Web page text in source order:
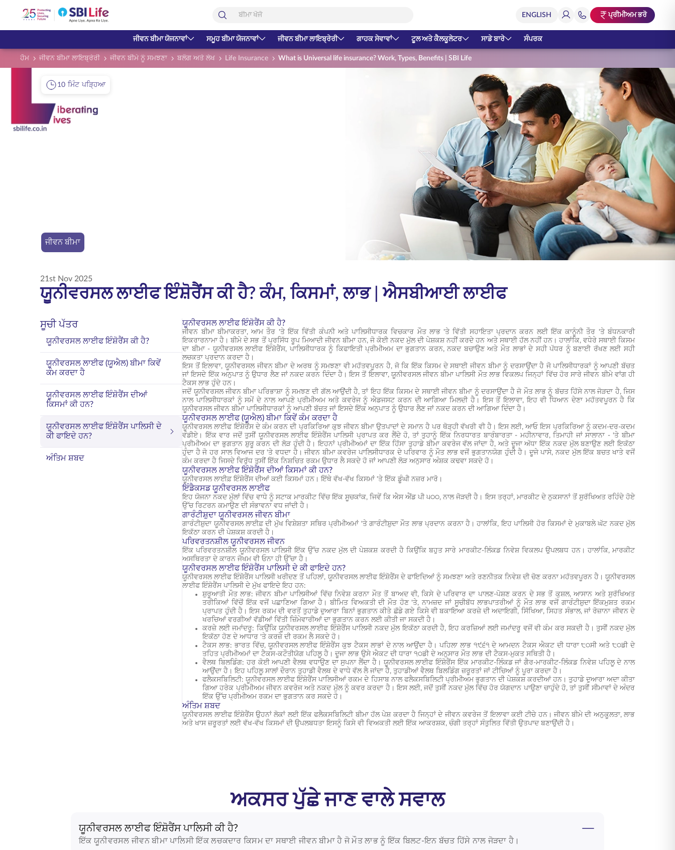
ਪ੍ਰੀਮੀਅਮ ਭਰੋ
ਜੀਵਨ ਬੀਮਾ ਯੋਜਨਾਵਾਂ ਸਮੂਹ ਬੀਮਾ ਯੋਜਨਾਵਾਂ ਜੀਵਨ ਬੀਮਾ ਲਾਇਬ੍ਰੇਰੀ ਗਾਹਕ ਸੇਵਾਵਾਂ ਟੂਲ ਅਤੇ ਕੈਲਕੂਲੇਟਰ ਸਾਡੇ ਬਾਰੇ ਸੰਪਰਕ
ਹੋਮ ਜੀਵਨ ਬੀਮਾ ਲਾਇਬ੍ਰੇਰੀ ਜੀਵਨ ਬੀਮੇ ਨੂੰ ਸਮਝਣਾ ਬਲੌਗ ਅਤੇ ਲੇਖ Life Insurance What is Universal life insurance? Work, Types, Benefits | SBI Life
10 ਮਿੰਟ ਪੜ੍ਹਿਆ
ਜੀਵਨ ਬੀਮਾ
21st Nov 2025
ਯੂਨੀਵਰਸਲ ਲਾਈਫ ਇੰਸ਼ੋਰੈਂਸ ਕੀ ਹੈ? ਕੰਮ, ਕਿਸਮਾਂ, ਲਾਭ | ਐਸਬੀਆਈ ਲਾਈਫ
ਸੂਚੀ ਪੱਤਰ
ਯੂਨੀਵਰਸਲ ਲਾਈਫ ਇੰਸ਼ੋਰੈਂਸ ਕੀ ਹੈ?
ਯੂਨੀਵਰਸਲ ਲਾਈਫ (ਯੂਐਲ) ਬੀਮਾ ਕਿਵੇਂ
ਕੰਮ ਕਰਦਾ ਹੈ
ਯੂਨੀਵਰਸਲ ਲਾਈਫ ਇੰਸ਼ੋਰੈਂਸ ਦੀਆਂ
ਕਿਸਮਾਂ ਕੀ ਹਨ?
ਯੂਨੀਵਰਸਲ ਲਾਈਫ ਇੰਸ਼ੋਰੈਂਸ ਪਾਲਿਸੀ ਦੇ
ਕੀ ਫਾਇਦੇ ਹਨ?
ਅੰਤਿਮ ਸ਼ਬਦ
ਯੂਨੀਵਰਸਲ ਲਾਈਫ ਇੰਸ਼ੋਰੈਂਸ ਕੀ ਹੈ?
ਜੀਵਨ ਬੀਮਾ ਬੀਮਾਕਰਤਾ, ਆਮ ਤੌਰ 'ਤੇ ਇੱਕ ਵਿੱਤੀ ਕੰਪਨੀ ਅਤੇ ਪਾਲਿਸੀਧਾਰਕ ਵਿਚਕਾਰ ਮੌਤ ਲਾਭ 'ਤੇ ਵਿੱਤੀ ਸਹਾਇਤਾ ਪ੍ਰਦਾਨ ਕਰਨ ਲਈ ਇੱਕ ਕਾਨੂੰਨੀ ਤੌਰ 'ਤੇ ਬੰਧਨਕਾਰੀ
ਇਕਰਾਰਨਾਮਾ ਹੈ। ਬੀਮੇ ਦੇ ਸਭ ਤੋਂ ਪ੍ਰਸਿੱਧ ਰੂਪ ਮਿਆਦੀ ਜੀਵਨ ਬੀਮਾ ਹਨ, ਜੋ ਕੋਈ ਨਕਦ ਮੁੱਲ ਦੀ ਪੇਸ਼ਕਸ਼ ਨਹੀਂ ਕਰਦੇ ਹਨ ਅਤੇ ਸਥਾਈ ਹੱਲ ਨਹੀਂ ਹਨ। ਹਾਲਾਂਕਿ, ਵਧੇਰੇ ਸਥਾਈ ਕਿਸਮ
ਦਾ ਬੀਮਾ - ਯੂਨੀਵਰਸਲ ਲਾਈਫ ਇੰਸ਼ੋਰੈਂਸ, ਪਾਲਿਸੀਧਾਰਕ ਨੂੰ ਕਿਫਾਇਤੀ ਪ੍ਰੀਮੀਅਮ ਦਾ ਭੁਗਤਾਨ ਕਰਨ, ਨਕਦ ਬਚਾਉਣ ਅਤੇ ਮੌਤ ਲਾਭਾਂ ਦੇ ਸਹੀ ਪੱਧਰ ਨੂੰ ਬਣਾਈ ਰੱਖਣ ਲਈ ਸਹੀ
ਲਚਕਤਾ ਪ੍ਰਦਾਨ ਕਰਦਾ ਹੈ।
ਇਸ ਤੋਂ ਇਲਾਵਾ, ਯੂਨੀਵਰਸਲ ਜੀਵਨ ਬੀਮਾ ਦੇ ਅਰਥ ਨੂੰ ਸਮਝਣਾ ਵੀ ਮਹੱਤਵਪੂਰਨ ਹੈ, ਜੋ ਕਿ ਇੱਕ ਕਿਸਮ ਦੇ ਸਥਾਈ ਜੀਵਨ ਬੀਮਾ ਨੂੰ ਦਰਸਾਉਂਦਾ ਹੈ ਜੋ ਪਾਲਿਸੀਧਾਰਕਾਂ ਨੂੰ ਆਪਣੀ ਬੱਚਤ
ਜਾਂ ਇਸਦੇ ਇੱਕ ਅਨੁਪਾਤ ਨੂੰ ਉਧਾਰ ਲੈਣ ਜਾਂ ਨਕਦ ਕਰਨ ਦਿੰਦਾ ਹੈ। ਇਸ ਤੋਂ ਇਲਾਵਾ, ਯੂਨੀਵਰਸਲ ਜੀਵਨ ਬੀਮਾ ਪਾਲਿਸੀ ਮੌਤ ਲਾਭ ਵਿਕਲਪ ਜਿਨ੍ਹਾਂ ਵਿੱਚ ਹੋਰ ਸਾਰੇ ਜੀਵਨ ਬੀਮੇ ਵਾਂਗ ਹੀ
ਟੈਕਸ ਲਾਭ ਹੁੰਦੇ ਹਨ।
ਜਦੋਂ ਯੂਨੀਵਰਸਲ ਜੀਵਨ ਬੀਮਾ ਪਰਿਭਾਸ਼ਾ ਨੂੰ ਸਮਝਣ ਦੀ ਗੱਲ ਆਉਂਦੀ ਹੈ, ਤਾਂ ਇਹ ਇੱਕ ਕਿਸਮ ਦੇ ਸਥਾਈ ਜੀਵਨ ਬੀਮਾ ਨੂੰ ਦਰਸਾਉਂਦਾ ਹੈ ਜੋ ਮੌਤ ਲਾਭ ਨੂੰ ਬੱਚਤ ਹਿੱਸੇ ਨਾਲ ਜੋੜਦਾ ਹੈ, ਜਿਸ
ਨਾਲ ਪਾਲਿਸੀਧਾਰਕਾਂ ਨੂੰ ਸਮੇਂ ਦੇ ਨਾਲ ਆਪਣੇ ਪ੍ਰੀਮੀਅਮ ਅਤੇ ਕਵਰੇਜ ਨੂੰ ਐਡਜਸਟ ਕਰਨ ਦੀ ਆਗਿਆ ਮਿਲਦੀ ਹੈ। ਇਸ ਤੋਂ ਇਲਾਵਾ, ਇਹ ਵੀ ਧਿਆਨ ਦੇਣਾ ਮਹੱਤਵਪੂਰਨ ਹੈ ਕਿ
ਯੂਨੀਵਰਸਲ ਜੀਵਨ ਬੀਮਾ ਪਾਲਿਸੀਧਾਰਕਾਂ ਨੂੰ ਆਪਣੀ ਬੱਚਤ ਜਾਂ ਇਸਦੇ ਇੱਕ ਅਨੁਪਾਤ ਨੂੰ ਉਧਾਰ ਲੈਣ ਜਾਂ ਨਕਦ ਕਰਨ ਦੀ ਆਗਿਆ ਦਿੰਦਾ ਹੈ।
ਯੂਨੀਵਰਸਲ ਲਾਈਫ (ਯੂਐਲ) ਬੀਮਾ ਕਿਵੇਂ ਕੰਮ ਕਰਦਾ ਹੈ
ਯੂਨੀਵਰਸਲ ਲਾਈਫ ਇੰਸ਼ੋਰੈਂਸ ਦੇ ਕੰਮ ਕਰਨ ਦੀ ਪ੍ਰਕਿਰਿਆ ਕੁਝ ਜੀਵਨ ਬੀਮਾ ਉਤਪਾਦਾਂ ਦੇ ਸਮਾਨ ਹੈ ਪਰ ਥੋੜ੍ਹੀ ਵੱਖਰੀ ਵੀ ਹੈ। ਇਸ ਲਈ, ਆਓ ਇਸ ਪ੍ਰਕਿਰਿਆ ਨੂੰ ਕਦਮ-ਦਰ-ਕਦਮ
ਵੰਡੀਏ। ਇੱਕ ਵਾਰ ਜਦੋਂ ਤੁਸੀਂ ਯੂਨੀਵਰਸਲ ਲਾਈਫ ਇੰਸ਼ੋਰੈਂਸ ਪਾਲਿਸੀ ਪ੍ਰਾਪਤ ਕਰ ਲੈਂਦੇ ਹੋ, ਤਾਂ ਤੁਹਾਨੂੰ ਇੱਕ ਨਿਰਧਾਰਤ ਬਾਰੰਬਾਰਤਾ - ਮਹੀਨਾਵਾਰ, ਤਿਮਾਹੀ ਜਾਂ ਸਾਲਾਨਾ - 'ਤੇ ਬੀਮਾ
ਪ੍ਰੀਮੀਅਮ ਦਾ ਭੁਗਤਾਨ ਸ਼ੁਰੂ ਕਰਨ ਦੀ ਲੋੜ ਹੁੰਦੀ ਹੈ। ਇਹਨਾਂ ਪ੍ਰੀਮੀਅਮਾਂ ਦਾ ਇੱਕ ਹਿੱਸਾ ਤੁਹਾਡੇ ਬੀਮਾ ਕਵਰੇਜ ਵੱਲ ਜਾਂਦਾ ਹੈ, ਅਤੇ ਦੂਜਾ ਅੱਧਾ ਇੱਕ ਨਕਦ ਮੁੱਲ ਬਣਾਉਣ ਲਈ ਇਕੱਠਾ
ਹੁੰਦਾ ਹੈ ਜੋ ਹਰ ਸਾਲ ਵਿਆਜ ਦਰ 'ਤੇ ਵਧਦਾ ਹੈ। ਜੀਵਨ ਬੀਮਾ ਕਵਰੇਜ ਪਾਲਿਸੀਧਾਰਕ ਦੇ ਪਰਿਵਾਰ ਨੂੰ ਮੌਤ ਲਾਭ ਵਜੋਂ ਭੁਗਤਾਨਯੋਗ ਹੁੰਦੀ ਹੈ। ਦੂਜੇ ਪਾਸੇ, ਨਕਦ ਮੁੱਲ ਇੱਕ ਬਚਤ ਖਾਤੇ ਵਜੋਂ
ਕੰਮ ਕਰਦਾ ਹੈ ਜਿਸਦੇ ਵਿਰੁੱਧ ਤੁਸੀਂ ਇੱਕ ਨਿਸ਼ਚਿਤ ਰਕਮ ਉਧਾਰ ਲੈ ਸਕਦੇ ਹੋ ਜਾਂ ਆਪਣੀ ਲੋੜ ਅਨੁਸਾਰ ਅੰਸ਼ਕ ਕਢਵਾ ਸਕਦੇ ਹੋ।
ਯੂਨੀਵਰਸਲ ਲਾਈਫ ਇੰਸ਼ੋਰੈਂਸ ਦੀਆਂ ਕਿਸਮਾਂ ਕੀ ਹਨ?
ਯੂਨੀਵਰਸਲ ਲਾਈਫ਼ ਇੰਸ਼ੋਰੈਂਸ ਦੀਆਂ ਕਈ ਕਿਸਮਾਂ ਹਨ। ਇੱਥੇ ਵੱਖ-ਵੱਖ ਕਿਸਮਾਂ 'ਤੇ ਇੱਕ ਡੂੰਘੀ ਨਜ਼ਰ ਮਾਰੋ।
ਇੰਡੈਕਸਡ ਯੂਨੀਵਰਸਲ ਲਾਈਫ
ਇਹ ਯੋਜਨਾ ਨਕਦ ਮੁੱਲਾਂ ਵਿੱਚ ਵਾਧੇ ਨੂੰ ਸਟਾਕ ਮਾਰਕੀਟ ਵਿੱਚ ਇੱਕ ਸੂਚਕਾਂਕ, ਜਿਵੇਂ ਕਿ ਐਸ ਐਂਡ ਪੀ ੫੦੦, ਨਾਲ ਜੋੜਦੀ ਹੈ। ਇਸ ਤਰ੍ਹਾਂ, ਮਾਰਕੀਟ ਦੇ ਨੁਕਸਾਨਾਂ ਤੋਂ ਸੁਰੱਖਿਅਤ ਰਹਿੰਦੇ ਹੋਏ
ਉੱਚ ਰਿਟਰਨ ਕਮਾਉਣ ਦੀ ਸੰਭਾਵਨਾ ਵਧ ਜਾਂਦੀ ਹੈ।
ਗਾਰੰਟੀਸ਼ੁਦਾ ਯੂਨੀਵਰਸਲ ਜੀਵਨ ਬੀਮਾ
ਗਾਰੰਟੀਸ਼ੁਦਾ ਯੂਨੀਵਰਸਲ ਲਾਈਫ਼ ਦੀ ਮੁੱਖ ਵਿਸ਼ੇਸ਼ਤਾ ਸਥਿਰ ਪ੍ਰੀਮੀਅਮਾਂ 'ਤੇ ਗਾਰੰਟੀਸ਼ੁਦਾ ਮੌਤ ਲਾਭ ਪ੍ਰਦਾਨ ਕਰਨਾ ਹੈ। ਹਾਲਾਂਕਿ, ਇਹ ਪਾਲਿਸੀ ਹੋਰ ਕਿਸਮਾਂ ਦੇ ਮੁਕਾਬਲੇ ਘੱਟ ਨਕਦ ਮੁੱਲ
ਇਕੱਠਾ ਕਰਨ ਦੀ ਪੇਸ਼ਕਸ਼ ਕਰਦੀ ਹੈ।
ਪਰਿਵਰਤਨਸ਼ੀਲ ਯੂਨੀਵਰਸਲ ਜੀਵਨ
ਇੱਕ ਪਰਿਵਰਤਨਸ਼ੀਲ ਯੂਨੀਵਰਸਲ ਪਾਲਿਸੀ ਇੱਕ ਉੱਚ ਨਕਦ ਮੁੱਲ ਦੀ ਪੇਸ਼ਕਸ਼ ਕਰਦੀ ਹੈ ਕਿਉਂਕਿ ਬਹੁਤ ਸਾਰੇ ਮਾਰਕੀਟ-ਲਿੰਕਡ ਨਿਵੇਸ਼ ਵਿਕਲਪ ਉਪਲਬਧ ਹਨ। ਹਾਲਾਂਕਿ, ਮਾਰਕੀਟ
ਅਸਥਿਰਤਾ ਦੇ ਕਾਰਨ ਜੋਖਮ ਵੀ ਓਨਾ ਹੀ ਉੱਚਾ ਹੈ।
ਯੂਨੀਵਰਸਲ ਲਾਈਫ ਇੰਸ਼ੋਰੈਂਸ ਪਾਲਿਸੀ ਦੇ ਕੀ ਫਾਇਦੇ ਹਨ?
ਯੂਨੀਵਰਸਲਲਾਈਫ ਇੰਸ਼ੋਰੈਂਸ ਪਾਲਿਸੀਖਰੀਦਣ ਤੋਂ ਪਹਿਲਾਂ, ਯੂਨੀਵਰਸਲ ਲਾਈਫ ਇੰਸ਼ੋਰੈਂਸ ਦੇ ਫਾਇਦਿਆਂ ਨੂੰ ਸਮਝਣਾ ਅਤੇ ਰਣਨੀਤਕ ਨਿਵੇਸ਼ ਦੀ ਚੋਣ ਕਰਨਾ ਮਹੱਤਵਪੂਰਨ ਹੈ। ਯੂਨੀਵਰਸਲ
ਲਾਈਫ ਇੰਸ਼ੋਰੈਂਸ ਪਾਲਿਸੀ ਦੇ ਮੁੱਖ ਫਾਇਦੇ ਇਹ ਹਨ:
ਸ਼ੁਰੂਆਤੀ ਮੌਤ ਲਾਭ: ਜੀਵਨ ਬੀਮਾ ਪਾਲਿਸੀਆਂ ਵਿੱਚ ਨਿਵੇਸ਼ ਕਰਨਾ ਮੌਤ ਤੋਂ ਬਾਅਦ ਵੀ, ਕਿਸੇ ਦੇ ਪਰਿਵਾਰ ਦਾ ਪਾਲਣ-ਪੋਸ਼ਣ ਕਰਨ ਦੇ ਸਭ ਤੋਂ ਕੁਸ਼ਲ, ਆਸਾਨ ਅਤੇ ਸੁਰੱਖਿਅਤ
ਤਰੀਕਿਆਂ ਵਿੱਚੋਂ ਇੱਕ ਵਜੋਂ ਪਛਾਣਿਆ ਗਿਆ ਹੈ। ਬੀਮਿਤ ਵਿਅਕਤੀ ਦੀ ਮੌਤ ਹੋਣ 'ਤੇ, ਨਾਮਜ਼ਦ ਜਾਂ ਸੂਚੀਬੱਧ ਲਾਭਪਾਤਰੀਆਂ ਨੂੰ ਮੌਤ ਲਾਭ ਵਜੋਂ ਗਾਰੰਟੀਸ਼ੁਦਾ ਇੱਕਮੁਸ਼ਤ ਰਕਮ
ਪ੍ਰਾਪਤ ਹੁੰਦੀ ਹੈ। ਇਸ ਰਕਮ ਦੀ ਵਰਤੋਂ ਤੁਹਾਡੇ ਦੁਆਰਾ ਬਿਨਾਂ ਭੁਗਤਾਨ ਕੀਤੇ ਛੱਡੇ ਗਏ ਕਿਸੇ ਵੀ ਬਕਾਇਆ ਕਰਜ਼ੇ ਦੀ ਅਦਾਇਗੀ, ਸਿੱਖਿਆ, ਸਿਹਤ ਸੰਭਾਲ, ਜਾਂ ਰੋਜ਼ਾਨਾ ਜੀਵਨ ਦੇ
ਖਰਚਿਆਂ ਵਰਗੀਆਂ ਵੱਡੀਆਂ ਵਿੱਤੀ ਜ਼ਿੰਮੇਵਾਰੀਆਂ ਦਾ ਭੁਗਤਾਨ ਕਰਨ ਲਈ ਕੀਤੀ ਜਾ ਸਕਦੀ ਹੈ।
ਕਰਜ਼ੇ ਲਈ ਜਮਾਂਦਰੂ: ਕਿਉਂਕਿ ਯੂਨੀਵਰਸਲ ਲਾਈਫ ਇੰਸ਼ੋਰੈਂਸ ਪਾਲਿਸੀ ਨਕਦ ਮੁੱਲ ਇਕੱਠਾ ਕਰਦੀ ਹੈ, ਇਹ ਕਰਜ਼ਿਆਂ ਲਈ ਜਮਾਂਦਰੂ ਵਜੋਂ ਵੀ ਕੰਮ ਕਰ ਸਕਦੀ ਹੈ। ਤੁਸੀਂ ਨਕਦ ਮੁੱਲ
ਇਕੱਠਾ ਹੋਣ ਦੇ ਆਧਾਰ 'ਤੇ ਕਰਜ਼ੇ ਦੀ ਰਕਮ ਲੈ ਸਕਦੇ ਹੋ।
ਟੈਕਸ ਲਾਭ: ਭਾਰਤ ਵਿੱਚ, ਯੂਨੀਵਰਸਲ ਲਾਈਫ ਇੰਸ਼ੋਰੈਂਸ ਕੁਝ ਟੈਕਸ ਲਾਭਾਂ ਦੇ ਨਾਲ ਆਉਂਦਾ ਹੈ। ਪਹਿਲਾ ਲਾਭ ੧੯੬੧ ਦੇ ਆਮਦਨ ਟੈਕਸ ਐਕਟ ਦੀ ਧਾਰਾ ੮੦ਸੀ ਅਤੇ ੮੦ਡੀ ਦੇ
ਤਹਿਤ ਪ੍ਰੀਮੀਅਮਾਂ ਦਾ ਟੈਕਸ-ਕਟੌਤੀਯੋਗ ਪਹਿਲੂ ਹੈ। ਦੂਜਾ ਲਾਭ ਉਸੇ ਐਕਟ ਦੀ ਧਾਰਾ ੧੦ਡੀ ਦੇ ਅਨੁਸਾਰ ਮੌਤ ਲਾਭ ਦੀ ਟੈਕਸ-ਮੁਕਤ ਸਥਿਤੀ ਹੈ।
ਵੈਲਥ ਬਿਲਡਿੰਗ: ਹਰ ਕੋਈ ਆਪਣੀ ਵੈਲਥ ਵਧਾਉਣ ਦਾ ਸੁਪਨਾ ਲੈਂਦਾ ਹੈ। ਯੂਨੀਵਰਸਲ ਲਾਈਫ ਇੰਸ਼ੋਰੈਂਸ ਇੱਕ ਮਾਰਕੀਟ-ਲਿੰਕਡ ਜਾਂ ਗੈਰ-ਮਾਰਕੀਟ-ਲਿੰਕਡ ਨਿਵੇਸ਼ ਪਹਿਲੂ ਦੇ ਨਾਲ
ਆਉਂਦਾ ਹੈ। ਇਹ ਪਹਿਲੂ ਸਾਲਾਂ ਦੌਰਾਨ ਤੁਹਾਡੀ ਵੈਲਥ ਦੇ ਵਾਧੇ ਵੱਲ ਲੈ ਜਾਂਦਾ ਹੈ, ਤੁਹਾਡੀਆਂ ਵੈਲਥ ਬਿਲਡਿੰਗ ਜ਼ਰੂਰਤਾਂ ਜਾਂ ਟੀਚਿਆਂ ਨੂੰ ਪੂਰਾ ਕਰਦਾ ਹੈ।
ਫਲੈਕਸਬਿਲਿਟੀ: ਯੂਨੀਵਰਸਲ ਲਾਈਫ ਇੰਸ਼ੋਰੈਂਸ ਪਾਲਿਸੀਆਂ ਰਕਮ ਦੇ ਹਿਸਾਬ ਨਾਲ ਫਲੈਕਸਬਿਲਿਟੀ ਪ੍ਰੀਮੀਅਮ ਭੁਗਤਾਨ ਦੀ ਪੇਸ਼ਕਸ਼ ਕਰਦੀਆਂ ਹਨ। ਤੁਹਾਡੇ ਦੁਆਰਾ ਅਦਾ ਕੀਤਾ
ਗਿਆ ਹਰੇਕ ਪ੍ਰੀਮੀਅਮ ਜੀਵਨ ਕਵਰੇਜ ਅਤੇ ਨਕਦ ਮੁੱਲ ਨੂੰ ਕਵਰ ਕਰਦਾ ਹੈ। ਇਸ ਲਈ, ਜਦੋਂ ਤੁਸੀਂ ਨਕਦ ਮੁੱਲ ਵਿੱਚ ਹੋਰ ਯੋਗਦਾਨ ਪਾਉਣਾ ਚਾਹੁੰਦੇ ਹੋ, ਤਾਂ ਤੁਸੀਂ ਸੀਮਾਵਾਂ ਦੇ ਅੰਦਰ
ਇੱਕ ਉੱਚ ਪ੍ਰੀਮੀਅਮ ਰਕਮ ਦਾ ਭੁਗਤਾਨ ਕਰ ਸਕਦੇ ਹੋ।
ਅੰਤਿਮ ਸ਼ਬਦ
ਯੂਨੀਵਰਸਲ ਲਾਈਫ ਇੰਸ਼ੋਰੈਂਸ ਉਹਨਾਂ ਲੋਕਾਂ ਲਈ ਇੱਕ ਫਲੈਕਸਬਿਲਿਟੀ ਬੀਮਾ ਹੱਲ ਪੇਸ਼ ਕਰਦਾ ਹੈ ਜਿਨ੍ਹਾਂ ਦੇ ਜੀਵਨ ਕਵਰੇਜ ਤੋਂ ਇਲਾਵਾ ਕਈ ਟੀਚੇ ਹਨ। ਜੀਵਨ ਬੀਮੇ ਦੀ ਅਨੁਕੂਲਤਾ, ਲਾਭ
ਅਤੇ ਖਾਸ ਜ਼ਰੂਰਤਾਂ ਲਈ ਵੱਖ-ਵੱਖ ਕਿਸਮਾਂ ਦੀ ਉਪਲਬਧਤਾ ਇਸਨੂੰ ਕਿਸੇ ਵੀ ਵਿਅਕਤੀ ਲਈ ਇੱਕ ਆਕਰਸ਼ਕ, ਚੰਗੀ ਤਰ੍ਹਾਂ ਸੰਤੁਲਿਤ ਵਿੱਤੀ ਉਤਪਾਦ ਬਣਾਉਂਦੀ ਹੈ।
ਅਕਸਰ ਪੁੱਛੇ ਜਾਣ ਵਾਲੇ ਸਵਾਲ
ਯੂਨੀਵਰਸਲ ਲਾਈਫ ਇੰਸ਼ੋਰੈਂਸ ਪਾਲਿਸੀ ਕੀ ਹੈ?
ਇੱਕ ਯੂਨੀਵਰਸਲ ਜੀਵਨ ਬੀਮਾ ਪਾਲਿਸੀ ਇੱਕ ਲਚਕਦਾਰ ਕਿਸਮ ਦਾ ਸਥਾਈ ਜੀਵਨ ਬੀਮਾ ਹੈ ਜੋ ਮੌਤ ਲਾਭ ਨੂੰ ਇੱਕ ਬਿਲਟ-ਇਨ ਬੱਚਤ ਹਿੱਸੇ ਨਾਲ ਜੋੜਦਾ ਹੈ।